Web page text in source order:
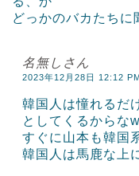
どっかのバカたち
名無しさん
2023年12月28日 12:12
韓国人は憧れるだ
としてくるからなw
すぐに山本も韓国
韓国人は馬鹿な上